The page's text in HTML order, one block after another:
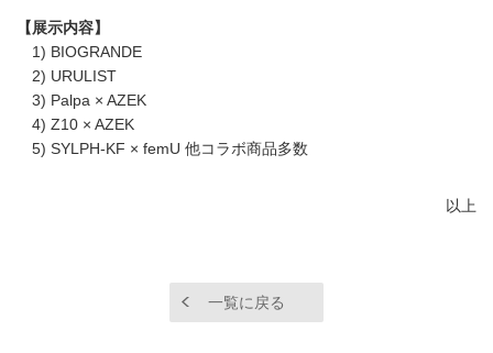
【展示内容】
1) BIOGRANDE
2) URULIST
3) Palpa × AZEK
4) Z10 × AZEK
5) SYLPH-KF × femU 他コラボ商品多数
以上
一覧に戻る